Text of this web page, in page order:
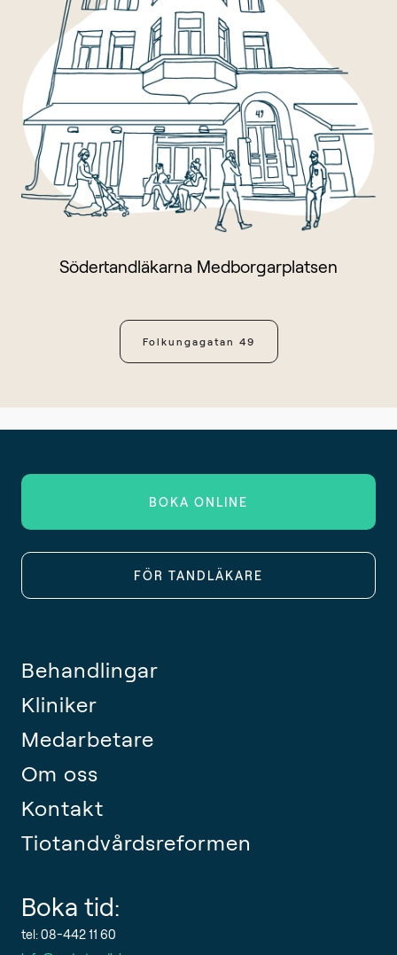
Södertandläkarna Medborgarplatsen
Folkungagatan 49
Behandlingar
Kliniker
Medarbetare
Om oss
Kontakt
Tiotandvårdsreformen
Boka tid:
tel: 08-442 11 60
BOKA ONLINE
FÖR TANDLÄKARE